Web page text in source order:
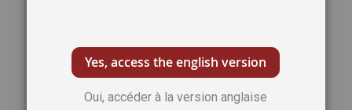
Yes, access the english version
Oui, accéder à la version anglaise